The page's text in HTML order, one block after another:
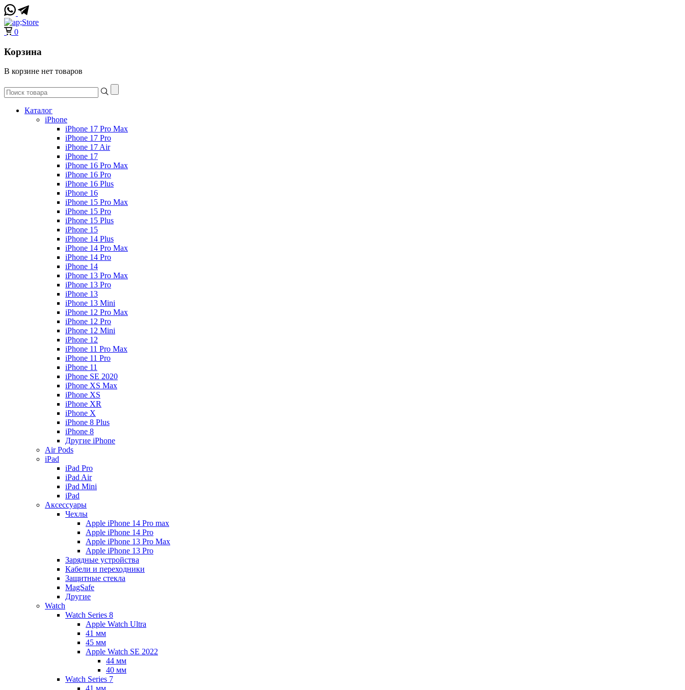
0
Корзина
В корзине нет товаров
Каталог
iPhone
iPhone 17 Pro Max
iPhone 17 Pro
iPhone 17 Air
iPhone 17
iPhone 16 Pro Max
iPhone 16 Pro
iPhone 16 Plus
iPhone 16
iPhone 15 Pro Max
iPhone 15 Pro
iPhone 15 Plus
iPhone 15
iPhone 14 Plus
iPhone 14 Pro Max
iPhone 14 Pro
iPhone 14
iPhone 13 Pro Max
iPhone 13 Pro
iPhone 13
iPhone 13 Mini
iPhone 12 Pro Max
iPhone 12 Pro
iPhone 12 Mini
iPhone 12
iPhone 11 Pro Max
iPhone 11 Pro
iPhone 11
iPhone SE 2020
iPhone XS Max
iPhone XS
iPhone XR
iPhone X
iPhone 8 Plus
iPhone 8
Другие iPhone
Air Pods
iPad
iPad Pro
iPad Air
iPad Mini
iPаd
Аксессуары
Чехлы
Apple iPhone 14 Pro max
Apple iPhone 14 Pro
Apple iPhone 13 Pro Max
Apple iPhone 13 Pro
Зарядные устройства
Кабели и переходники
Защитные стекла
MagSafe
Другие
Watch
Watch Series 8
Apple Watch Ultra
41 мм
45 мм
Apple Watch SE 2022
44 мм
40 мм
Watch Series 7